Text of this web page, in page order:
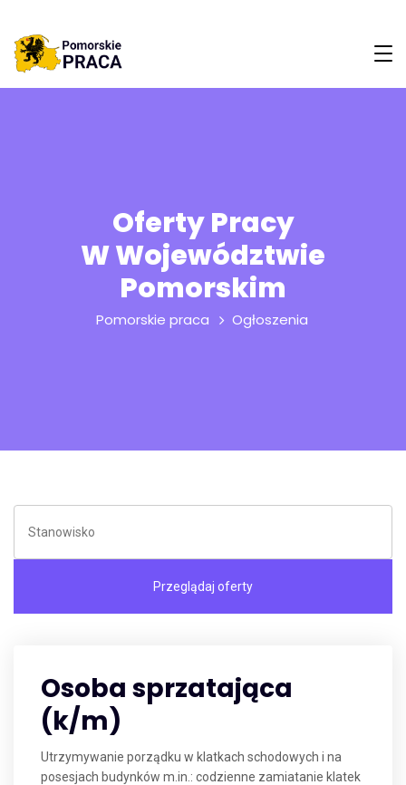
Oferty Pracy
W Województwie
Pomorskim
Pomorskie praca Ogłoszenia
Osoba sprzatająca
(k/m)
Utrzymywanie porządku w klatkach schodowych i na
posesjach budynków m.in.: codzienne zamiatanie klatek